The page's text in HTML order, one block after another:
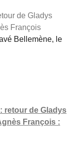
de Gladys
François
Bellemène, le
retour de Gladys
François :